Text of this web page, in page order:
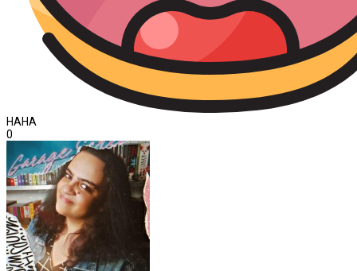
HAHA
0